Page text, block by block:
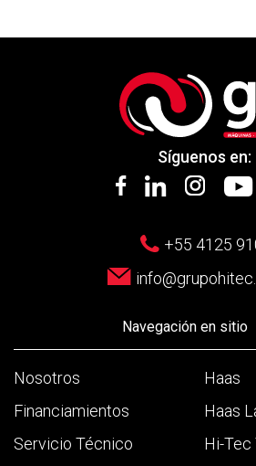
Síguenos en:
+55 4125
Navegación en sitio
Nosotros
Financiamientos
Servicio Técnico
Haas
Haas
Hi-Tec